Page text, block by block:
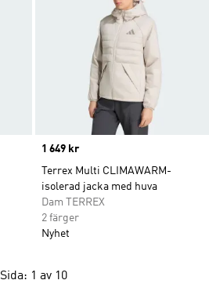
Price
1 649 kr
Terrex Multi CLIMAWARM-
isolerad jacka med huva
Dam TERREX
2 färger
Nyhet
Sida: 1 av 10